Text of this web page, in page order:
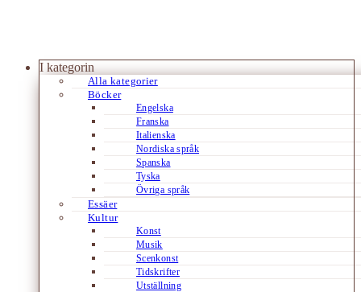
I kategorin
Alla kategorier
Böcker
Engelska
Franska
Italienska
Nordiska språk
Spanska
Tyska
Övriga språk
Essäer
Kultur
Konst
Musik
Scenkonst
Tidskrifter
Utställning